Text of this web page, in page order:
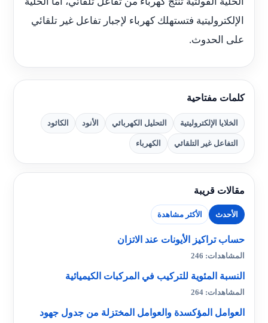
الإلكتروليتية فتستهلك كهرباء لإجبار تفاعل غير تلقائي
على الحدوث.
كلمات مفتاحية
الخلايا الإلكتروليتية التحليل الكهربائي الأنود الكاثود
التفاعل غير التلقائي الكهرباء
مقالات قريبة
الأحدث الأكثر مشاهدة
حساب تراكيز الأيونات عند الاتزان
المشاهدات: 246
النسبة المئوية للتركيب في المركبات الكيميائية
المشاهدات: 264
العوامل المؤكسدة والعوامل المختزلة من جدول جهود